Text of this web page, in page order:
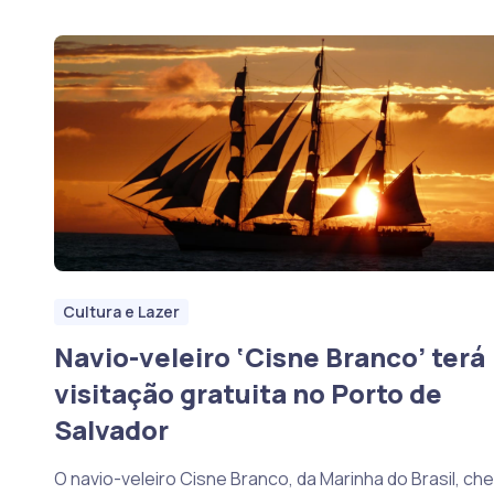
Cultura e Lazer
Navio-veleiro ‘Cisne Branco’ terá
visitação gratuita no Porto de
Salvador
O navio-veleiro Cisne Branco, da Marinha do Brasil,